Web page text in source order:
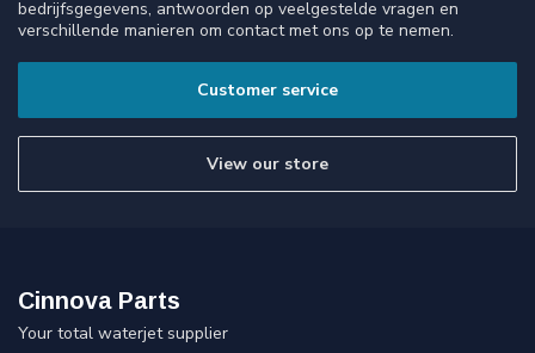
bedrijfsgegevens, antwoorden op veelgestelde vragen en
verschillende manieren om contact met ons op te nemen.
Customer service
View our store
Cinnova Parts
Your total waterjet supplier